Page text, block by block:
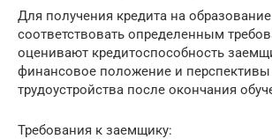
Для получения кредита на
соответствовать определенным
оценивают кредитоспособность
финансовое положение и перспективы
трудоустройства после окончания
Требования к заемщику: